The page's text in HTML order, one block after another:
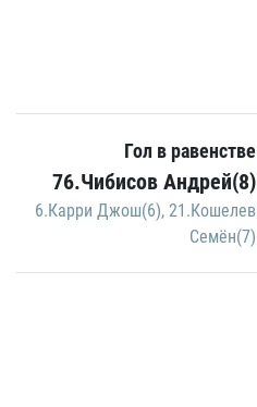
Гол в равенстве
76.Чибисов Андрей(8)
6.Карри Джош(6), 21.Кошелев
Семён(7)